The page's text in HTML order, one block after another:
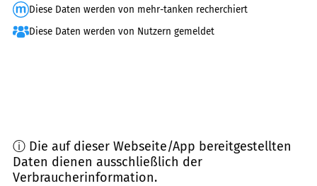
Diese Daten werden von mehr-tanken recherchiert
Diese Daten werden von Nutzern gemeldet
ⓘ Die auf dieser Webseite/App bereitgestellten
Daten dienen ausschließlich der
Verbraucherinformation.